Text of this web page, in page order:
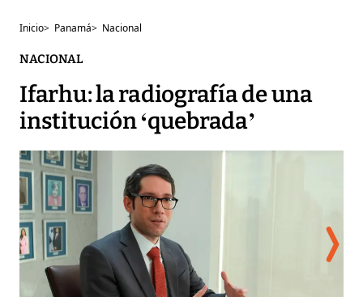
Inicio> Panamá> Nacional
NACIONAL
Ifarhu: la radiografía de una
institución ‘quebrada’